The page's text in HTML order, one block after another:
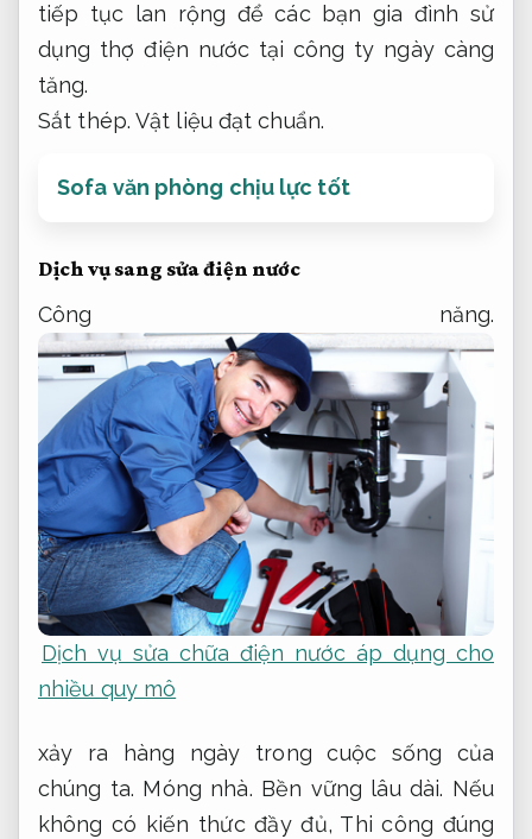
tiếp tục lan rộng để các bạn gia đình sử
dụng thợ điện nước tại công ty ngày càng
tăng.
Sắt thép. Vật liệu đạt chuẩn.
Sofa văn phòng chịu lực tốt
Dịch vụ sang sửa điện nước
Công năng.
Dịch vụ sửa chữa điện nước áp dụng cho
nhiều quy mô
xảy ra hàng ngày trong cuộc sống của
chúng ta. Móng nhà. Bền vững lâu dài. Nếu
không có kiến ​​thức đầy đủ, Thi công đúng